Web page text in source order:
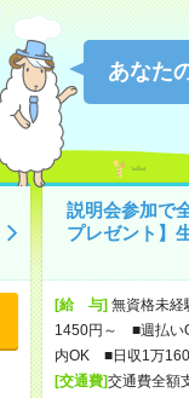
あなた
説明会参加で
プレゼント】
[給 与]無資格未経
1450円～ ■週払
内OK ■日収1万
[交通費]交通費全額